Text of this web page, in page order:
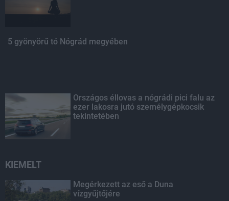
5 gyönyörű tó Nógrád megyében
Országos éllovas a nógrádi pici falu az
ezer lakosra jutó személygépkocsik
tekintetében
KIEMELT
Megérkezett az eső a Duna
vízgyűjtőjére